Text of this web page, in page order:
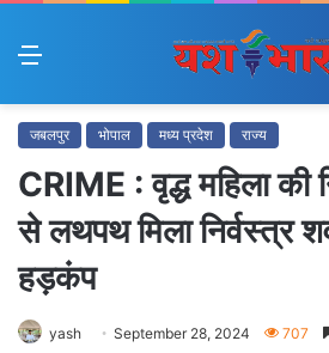
Menu
जबलपुर भोपाल मध्य प्रदेश राज्य
CRIME : वृद्ध महिला की
से लथपथ मिला निर्वस्त्र
हड़कंप
yash September 28, 2024 707